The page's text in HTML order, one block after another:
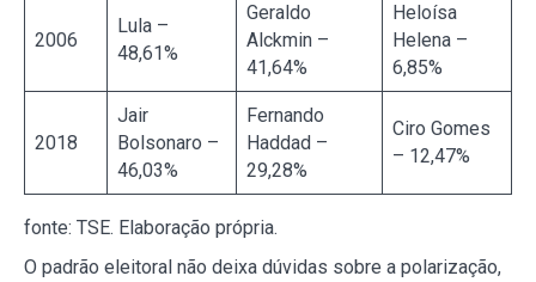
2006
Lula –
48,61%
Geraldo
Alckmin –
41,64%
Heloísa
Helena –
6,85%
2018
Jair
Bolsonaro –
46,03%
Fernando
Haddad –
29,28%
Ciro Gomes
– 12,47%
fonte: TSE. Elaboração própria.
O padrão eleitoral não deixa dúvidas sobre a polarização,